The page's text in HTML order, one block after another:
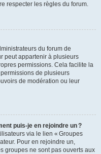
respecter les règles du forum.
du forum de
peut appartenir à plusieurs
permissions. Cela facilite la
de plusieurs
de modération ou leur
puis-je en rejoindre un ?
via le lien « Groupes
Pour en rejoindre un,
groupes ne sont pas ouverts aux